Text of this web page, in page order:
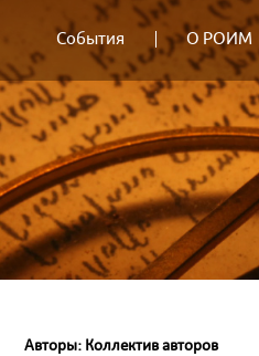
События О РОИМ
Авторы: Коллектив авторов